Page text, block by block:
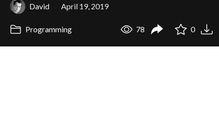
David April 19, 2019
Programming 78 0